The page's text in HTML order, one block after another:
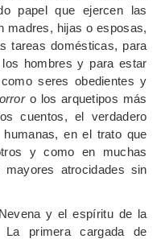
papel que ejercen las
madres, hijas o esposas,
tareas domésticas, para
hombres y para estar
seres obedientes y
o los arquetipos más
cuentos, el verdadero
en el trato que
y como en muchas
atrocidades sin
y el espíritu de la
La primera cargada de